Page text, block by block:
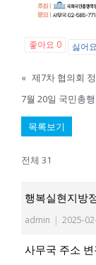
좋아요 0 싫어요
« 제7차 협의회
7월 20일 국민총
목록보기
전체 31
행복실현지방
admin | 2025-
사무국 주소 변